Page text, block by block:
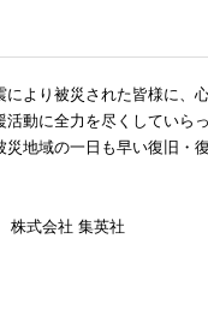
により被災された皆様に、
活動に全力を尽くしていら
災地域の一日も早い復旧・
株式会社 集英社